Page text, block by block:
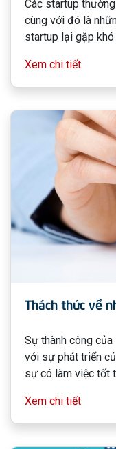
Các startup
cùng với đó là
startup lại gặp
Xem chi tiết
Thách thức về
Sự thành công
với sự phát triển
sự có làm việc tốt
quản lý nhân sự
tắc nhất quán là từ
Xem chi tiết